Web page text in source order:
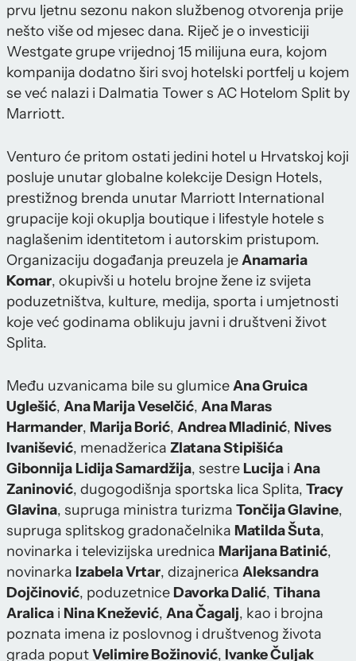
prvu ljetnu sezonu nakon službenog otvorenja prije
nešto više od mjesec dana. Riječ je o investiciji
Westgate grupe vrijednoj 15 milijuna eura, kojom
kompanija dodatno širi svoj hotelski portfelj u kojem
se već nalazi i Dalmatia Tower s AC Hotelom Split by
Marriott.
Venturo će pritom ostati jedini hotel u Hrvatskoj koji
posluje unutar globalne kolekcije Design Hotels,
prestižnog brenda unutar Marriott International
grupacije koji okuplja boutique i lifestyle hotele s
naglašenim identitetom i autorskim pristupom.
Organizaciju događanja preuzela jeAnamaria
Komar, okupivši u hotelu brojne žene iz svijeta
poduzetništva, kulture, medija, sporta i umjetnosti
koje već godinama oblikuju javni i društveni život
Splita.
Među uzvanicama bile su glumiceAna Gruica
Uglešić, Ana Marija Veselčić, Ana Maras
Harmander, Marija Borić, Andrea Mladinić, Nives
Ivanišević, menadžerica Zlatana Stipišića
Gibonnija Lidija Samardžija, sestre Lucija i Ana
Zaninović, dugogodišnja sportska lica Splita, Tracy
Glavina, supruga ministra turizma Tončija Glavine,
supruga splitskog gradonačelnika Matilda Šuta,
novinarka i televizijska urednica Marijana Batinić,
novinarka Izabela Vrtar, dizajnerica Aleksandra
Dojčinović, poduzetnice Davorka Dalić, Tihana
Aralica i Nina Knežević, Ana Čagalj, kao i brojna
poznata imena iz poslovnog i društvenog života
grada poputVelimire Božinović, Ivanke Čuljak